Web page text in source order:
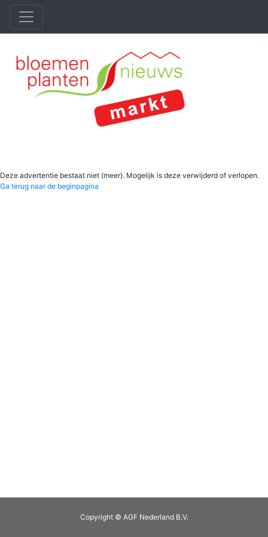
Deze advertentie bestaat niet (meer). Mogelijk is deze verwijderd of verlopen.
Ga terug naar de beginpagina
Copyright © AGF Nederland B.V.